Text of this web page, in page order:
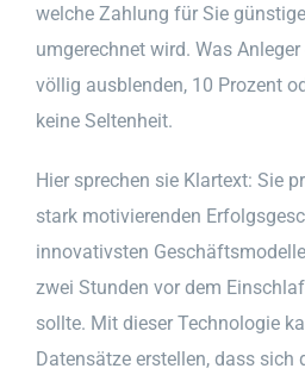
welche Zahlung für Sie
umgerechnet wird. Was
völlig ausblenden, 10 Prozent
keine Seltenheit.
Hier sprechen sie Klartext: Sie
stark motivierenden
innovativsten
zwei Stunden vor dem
sollte. Mit dieser Technologie
Datensätze erstellen, dass